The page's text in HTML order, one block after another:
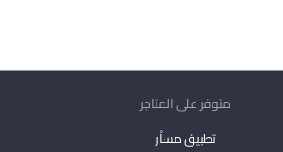
متوفر على المتاجر
تطبيق مساْر